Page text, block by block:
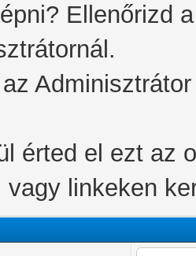
Ellenőrizd
érted el ezt az
vagy linkeken